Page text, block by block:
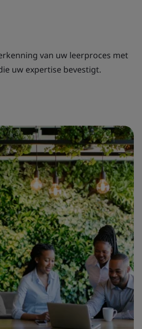
van uw leerproces met
uw expertise bevestigt.